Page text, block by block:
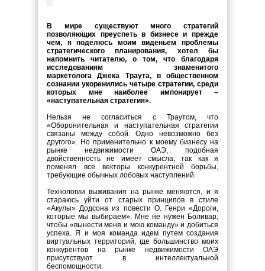
В мире существуют много стратегий
позволяющих преуспеть в бизнесе и прежде
чем, я поделюсь моим виденьем проблемы
стратегического планирования, хотел бы
напомнить читателю, о том, что благодаря
исследованиям знаменитого
маркетолога Джека Траута, в общественном
сознании укоренились четыре стратегии, среди
которых мне наиболее импонирует –
«наступательная стратегия».
Нельзя не согласиться с Траутом, что
«Оборонительная и наступательная стратегии
связаны между собой. Одно невозможно без
другого». Но применительно к моему бизнесу на
рынке недвижимости ОАЭ, подобная
двойственность не имеет смысла, так как я
поменял все векторы конкурентной борьбы,
требующие обычных лобовых наступлений.
Технологии выживания на рынке меняются, и я
стараюсь уйти от старых принципов в стиле
«Акулы» Додсона из повести О. Генри «Дороги,
которые мы выбираем». Мне не нужен Боливар,
чтобы «вынести меня и мою команду» и добиться
успеха. Я и моя команда идем путем создания
виртуальных территорий, где большинство моих
конкурентов на рынке недвижимости ОАЭ
присутствуют в интеллектуальной
беспомощности.